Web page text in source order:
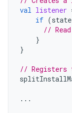
val listener
if (state
//
}
}
// Registers
...